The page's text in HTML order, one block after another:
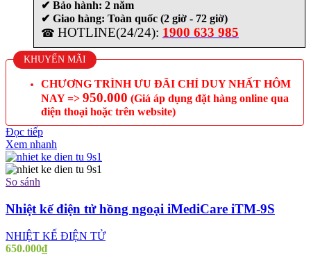
✔ Bảo hành: 2 năm
✔ Giao hàng: Toàn quốc (2 giờ - 72 giờ)
☎ HOTLINE(24/24): 1900 633 985
KHUYẾN MÃI
CHƯƠNG TRÌNH ƯU ĐÃI CHỈ DUY NHẤT HÔM
NAY => 950.000 (Giá áp dụng đặt hàng online qua
điện thoại hoặc trên website)
Đọc tiếp
Xem nhanh
So sánh
Nhiệt kế điện tử hồng ngoại iMediCare iTM-9S
NHIỆT KẾ ĐIỆN TỬ
650.000₫